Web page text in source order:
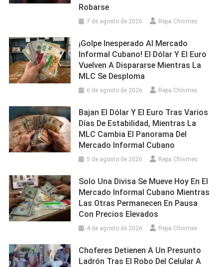
Robarse
7 de agosto de 2026 Repa Chismes
¡Golpe Inesperado Al Mercado
Informal Cubano! El Dólar Y El Euro
Vuelven A Dispararse Mientras La
MLC Se Desploma
6 de agosto de 2026 Repa Chismes
Bajan El Dólar Y El Euro Tras Varios
Días De Estabilidad, Mientras La
MLC Cambia El Panorama Del
Mercado Informal Cubano
5 de agosto de 2026 Repa Chismes
Solo Una Divisa Se Mueve Hoy En El
Mercado Informal Cubano Mientras
Las Otras Permanecen En Pausa
Con Precios Elevados
4 de agosto de 2026 Repa Chismes
Choferes Detienen A Un Presunto
Ladrón Tras El Robo Del Celular A